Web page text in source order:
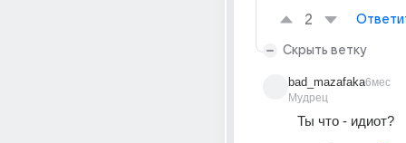
2
Скрыть ветку
bad_mazafaka
Мудрец
6мес
Ты что - идиот?